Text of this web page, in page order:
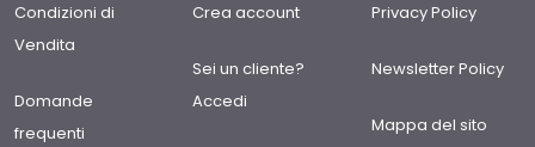
Condizioni di
Vendita
Domande
frequenti
Crea account
Sei un cliente?
Accedi
Privacy Policy
Newsletter Policy
Mappa del sito